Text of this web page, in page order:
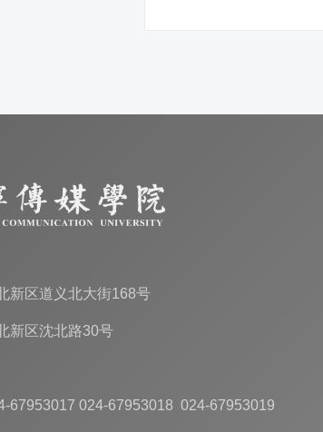
新区道义北大街168号
新区沈北路30号
67953017 024-67953018 024-67953019